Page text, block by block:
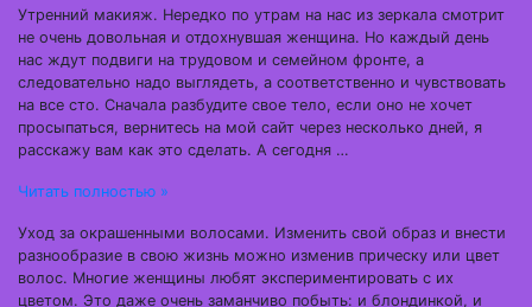
Утренний макияж. Нередко по утрам на нас из зеркала смотрит
не очень довольная и отдохнувшая женщина. Но каждый день
нас ждут подвиги на трудовом и семейном фронте, а
следовательно надо выглядеть, а соответственно и чувствовать
на все сто. Сначала разбудите свое тело, если оно не хочет
просыпаться, вернитесь на мой сайт через несколько дней, я
расскажу вам как это сделать. А сегодня …
Читать полностью »
Уход за окрашенными волосами. Изменить свой образ и внести
разнообразие в свою жизнь можно изменив прическу или цвет
волос. Многие женщины любят экспериментировать с их
цветом. Это даже очень заманчиво побыть: и блондинкой, и